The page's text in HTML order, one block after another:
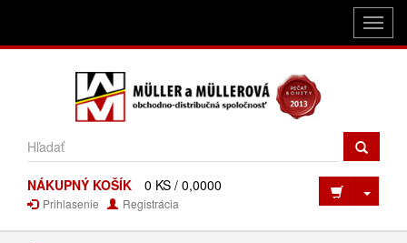
NÁKUPNÝ KOŠÍK 0 KS / 0,0000
Prihlasenie Registrácia